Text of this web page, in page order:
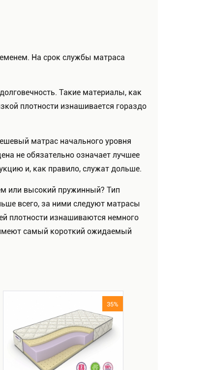
На срок службы матраса
Такие материалы, как
плотности изнашивается гораздо
матрас начального уровня
не обязательно означает лучшее
и, как правило, служат дольше.
или высокий пружинный? Тип
всего, за ними следуют матрасы
плотности изнашиваются немного
самый короткий ожидаемый
35%